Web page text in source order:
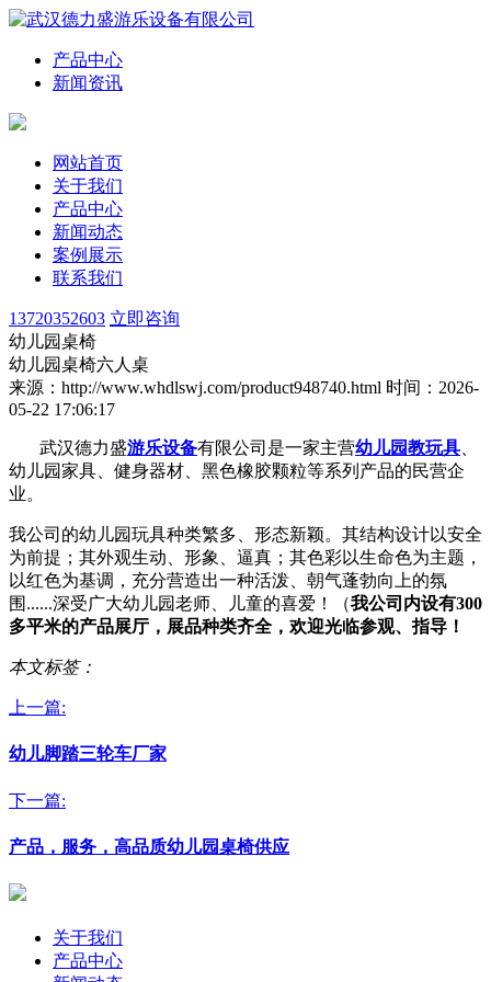
产品中心
新闻资讯
网站首页
关于我们
产品中心
新闻动态
案例展示
联系我们
13720352603 立即咨询
幼儿园桌椅
幼儿园桌椅六人桌
来源：http://www.whdlswj.com/product948740.html 时间：2026-
05-22 17:06:17
武汉德力盛游乐设备有限公司是一家主营幼儿园教玩具
幼儿园家具、健身器材、黑色橡胶颗粒等系列产品的民营企
业。
我公司的幼儿园玩具种类繁多、形态新颖。其结构设计以安全
为前提；其外观生动、形象、逼真；其色彩以生命色为主题，
以红色为基调，充分营造出一种活泼、朝气蓬勃向上的氛
围 ......深受广大幼儿园老师、儿童的喜爱！（我公司内设有300
多平米的产品展厅，展品种类齐全，欢迎光临参观、指导！
本文标签：
上一篇:
幼儿脚踏三轮车厂家
下一篇:
产品，服务，高品质幼儿园桌椅供应
关于我们
产品中心